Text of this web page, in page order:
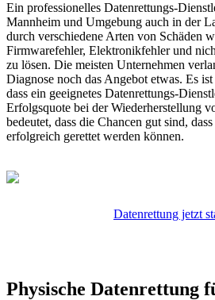
Ein professionelles Datenrettungs-
Mannheim und Umgebung auch in der
durch verschiedene Arten von Schäden
Firmwarefehler, Elektronikfehler und
zu lösen. Die meisten Unternehmen
Diagnose noch das Angebot etwas. Es
dass ein geeignetes Datenrettungs-
Erfolgsquote bei der Wiederherstellung
bedeutet, dass die Chancen gut sind,
erfolgreich gerettet werden können.
Datenrettung jetzt
Physische Datenrettung